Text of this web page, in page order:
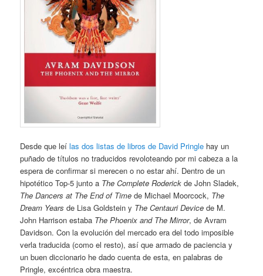
Desde que leílas dos listas de libros de David Pringle hay un
puñado de títulos no traducidos revoloteando por mi cabeza a la
espera de confirmar si merecen o no estar ahí. Dentro de un
hipotético Top-5 junto a The Complete Roderick de John Sladek,
The Dancers at The End of Time de Michael Moorcock, The
Dream Years de Lisa Goldstein y The Centauri Device de M.
John Harrison estaba The Phoenix and The Mirror, de Avram
Davidson. Con la evolución del mercado era del todo imposible
verla traducida (como el resto), así que armado de paciencia y
un buen diccionario he dado cuenta de esta, en palabras de
Pringle, excéntrica obra maestra.